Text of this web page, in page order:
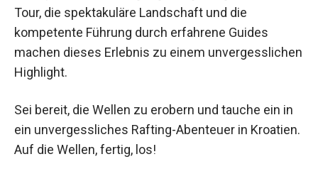
Tour, die spektakuläre Landschaft und die
kompetente Führung durch erfahrene Guides
machen dieses Erlebnis zu einem unvergesslichen
Highlight.
Sei bereit, die Wellen zu erobern und tauche ein in
ein unvergessliches Rafting-Abenteuer in Kroatien.
Auf die Wellen, fertig, los!